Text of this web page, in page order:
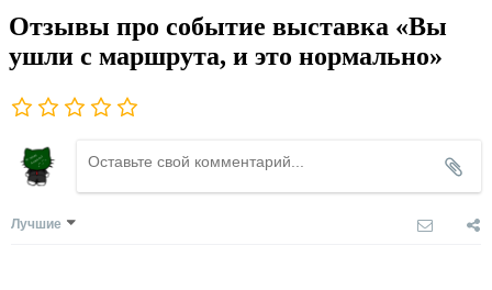
Отзывы про событие выставка «Вы
ушли с маршрута, и это нормально»
Лучшие